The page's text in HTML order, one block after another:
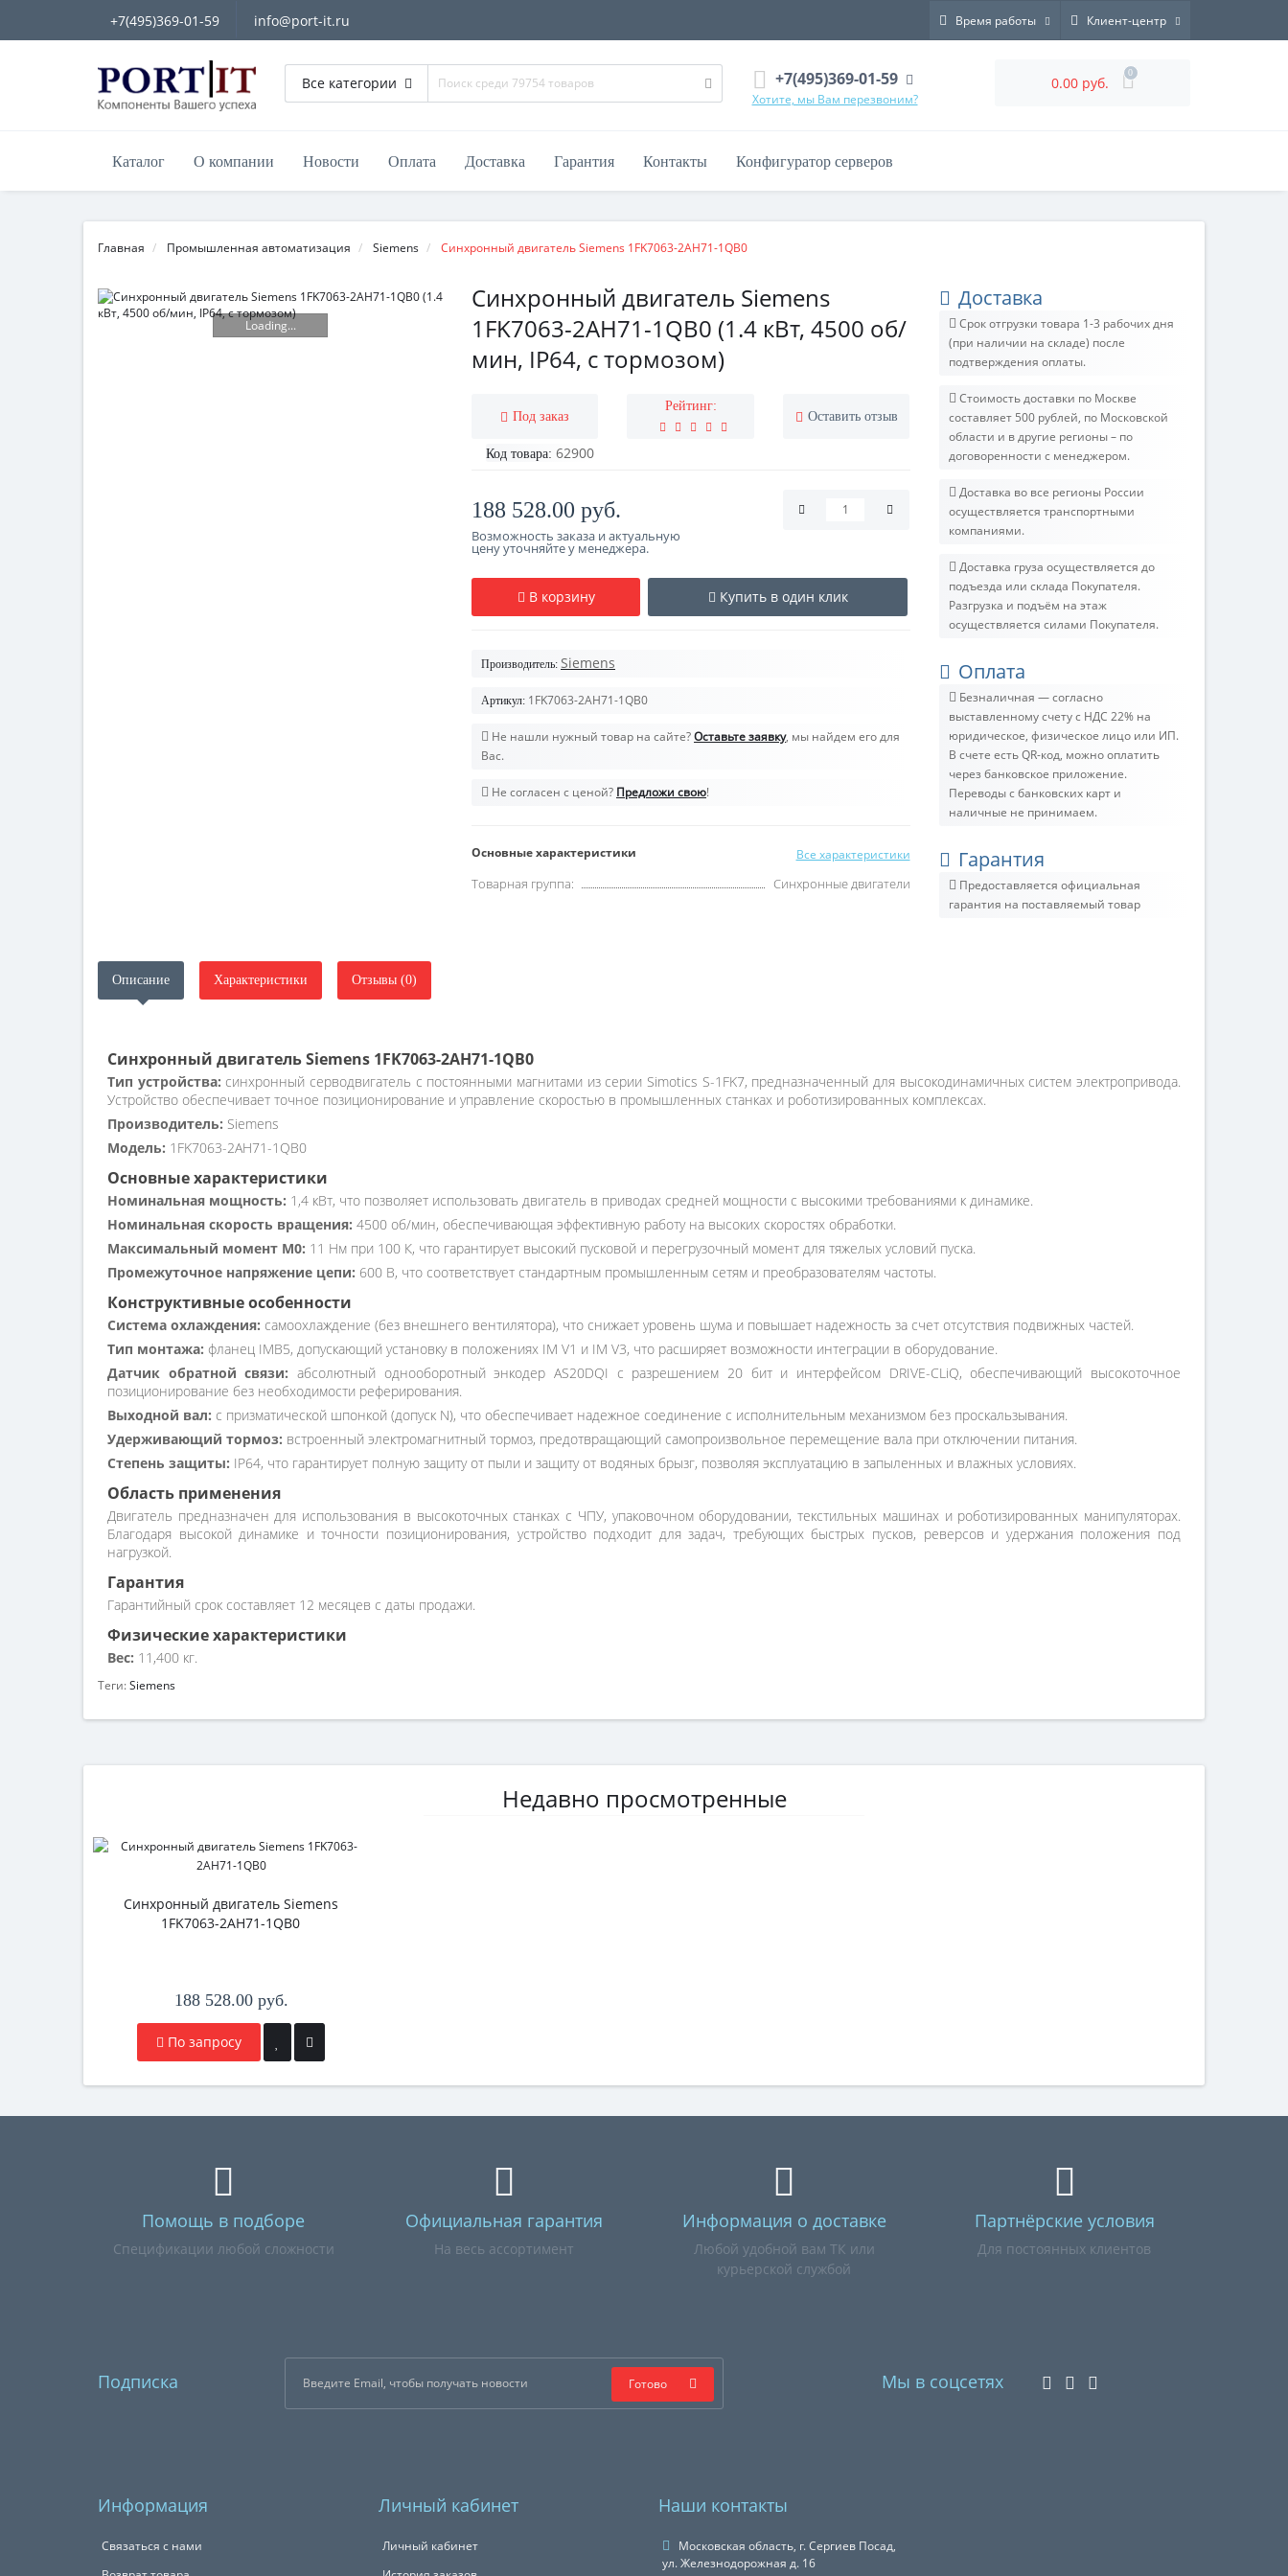
+7(495)369-01-59 info@port-it.ru Время работы Клиент-центр
Все категории +7(495)369-01-59
Хотите, мы Вам перезвоним?
0.00 руб.
0
Каталог О компании Новости Оплата Доставка Гарантия Контакты Конфигуратор серверов
Главная Промышленная автоматизация Siemens Синхронный двигатель Siemens 1FK7063-2AH71-1QB0
Loading...
Синхронный двигатель Siemens
1FK7063-2AH71-1QB0 (1.4 кВт, 4500 об/
мин, IP64, с тормозом)
Под заказ
Рейтинг:
Оставить отзыв
Код товара: 62900
188 528.00 руб.
Возможность заказа и актуальную
цену уточняйте у менеджера.
В корзину Купить в один клик
Производитель: Siemens
Артикул: 1FK7063-2AH71-1QB0
Не нашли нужный товар на сайте?Оставьте заявку, мы найдем его для
Вас.
Не согласен с ценой? Предложи свою!
Основные характеристики Все характеристики
Товарная группа: Синхронные двигатели
Доставка
Срок отгрузки товара 1-3 рабочих дня
(при наличии на складе) после
подтверждения оплаты.
Стоимость доставки по Москве
составляет 500 рублей, по Московской
области и в другие регионы – по
договоренности с менеджером.
Доставка во все регионы России
осуществляется транспортными
компаниями.
Доставка груза осуществляется до
подъезда или склада Покупателя.
Разгрузка и подъём на этаж
осуществляется силами Покупателя.
Оплата
Безналичная — согласно
выставленному счету c НДС 22% на
юридическое, физическое лицо или ИП.
В счете есть QR-код, можно оплатить
через банковское приложение.
Переводы с банковских карт и
наличные не принимаем.
Гарантия
Предоставляется официальная
гарантия на поставляемый товар
Описание Характеристики Отзывы (0)
Синхронный двигатель Siemens 1FK7063-2AH71-1QB0
Тип устройства: синхронный серводвигатель с постоянными магнитами из серии Simotics S-1FK7, предназначенный для высокодинамичных систем электропривода.
Устройство обеспечивает точное позиционирование и управление скоростью в промышленных станках и роботизированных комплексах.
Производитель: Siemens
Модель: 1FK7063-2AH71-1QB0
Основные характеристики
Номинальная мощность: 1,4 кВт, что позволяет использовать двигатель в приводах средней мощности с высокими требованиями к динамике.
Номинальная скорость вращения: 4500 об/мин, обеспечивающая эффективную работу на высоких скоростях обработки.
Максимальный момент M0: 11 Нм при 100 К, что гарантирует высокий пусковой и перегрузочный момент для тяжелых условий пуска.
Промежуточное напряжение цепи: 600 В, что соответствует стандартным промышленным сетям и преобразователям частоты.
Конструктивные особенности
Система охлаждения: самоохлаждение (без внешнего вентилятора), что снижает уровень шума и повышает надежность за счет отсутствия подвижных частей.
Тип монтажа: фланец IMB5, допускающий установку в положениях IM V1 и IM V3, что расширяет возможности интеграции в оборудование.
Датчик обратной связи: абсолютный однооборотный энкодер AS20DQI с разрешением 20 бит и интерфейсом DRIVE-CLiQ, обеспечивающий высокоточное
позиционирование без необходимости реферирования.
Выходной вал: с призматической шпонкой (допуск N), что обеспечивает надежное соединение с исполнительным механизмом без проскальзывания.
Удерживающий тормоз: встроенный электромагнитный тормоз, предотвращающий самопроизвольное перемещение вала при отключении питания.
Степень защиты: IP64, что гарантирует полную защиту от пыли и защиту от водяных брызг, позволяя эксплуатацию в запыленных и влажных условиях.
Область применения
Двигатель предназначен для использования в высокоточных станках с ЧПУ, упаковочном оборудовании, текстильных машинах и роботизированных манипуляторах.
Благодаря высокой динамике и точности позиционирования, устройство подходит для задач, требующих быстрых пусков, реверсов и удержания положения под
нагрузкой.
Гарантия
Гарантийный срок составляет 12 месяцев с даты продажи.
Физические характеристики
Вес: 11,400 кг.
Теги:Siemens
Недавно просмотренные
Синхронный двигатель Siemens
1FK7063-2AH71-1QB0
188 528.00 руб.
По запросу
Помощь в подборе
Спецификации любой сложности
Официальная гарантия
На весь ассортимент
Информация о доставке
Любой удобной вам ТК или
курьерской службой
Партнёрские условия
Для постоянных клиентов
Подписка Готово Мы в соцсетях
Информация
Связаться с нами
Личный кабинет
Личный кабинет
Наши контакты
Московская область, г. Сергиев Посад,
ул. Железнодорожная д. 16